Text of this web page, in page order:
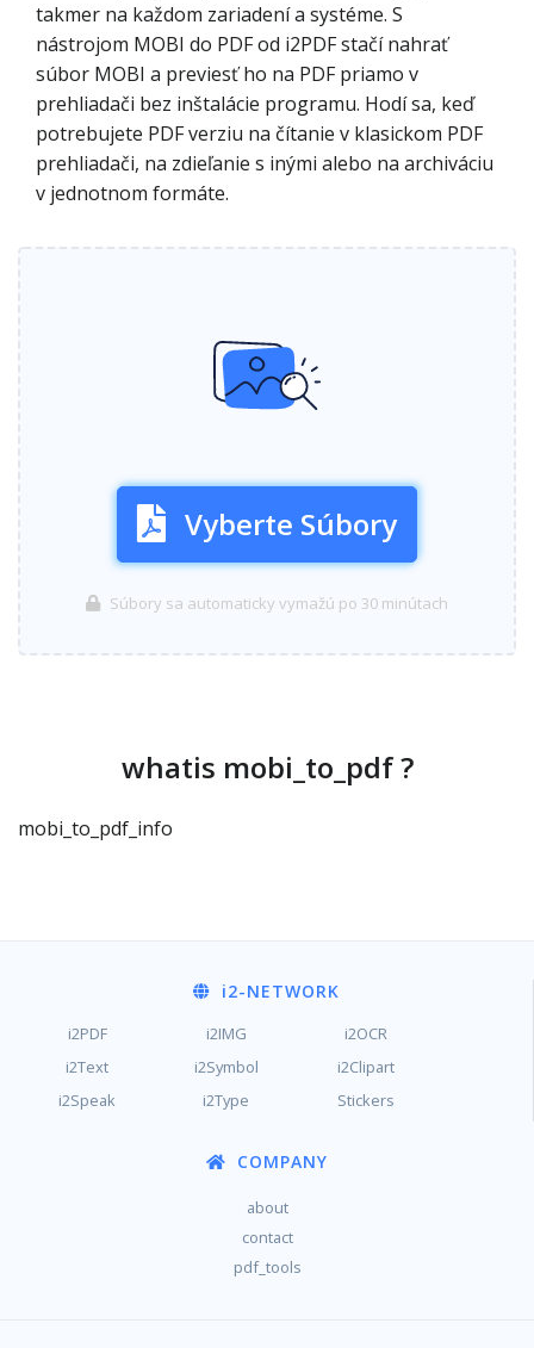
takmer na každom zariadení a systéme. S
nástrojom MOBI do PDF od i2PDF stačí nahrať
súbor MOBI a previesť ho na PDF priamo v
prehliadači bez inštalácie programu. Hodí sa, keď
potrebujete PDF verziu na čítanie v klasickom PDF
prehliadači, na zdieľanie s inými alebo na archiváciu
v jednotnom formáte.
Vyberte Súbory
Súbory sa automaticky vymažú po 30 minútach
whatis mobi_to_pdf ?
mobi_to_pdf_info
i2-NETWORK
i2PDF i2IMG
i2OCR
i2Text
i2Symbol
i2Clipart
i2Speak
i2Type Stickers
COMPANY
about
contact
pdf_tools